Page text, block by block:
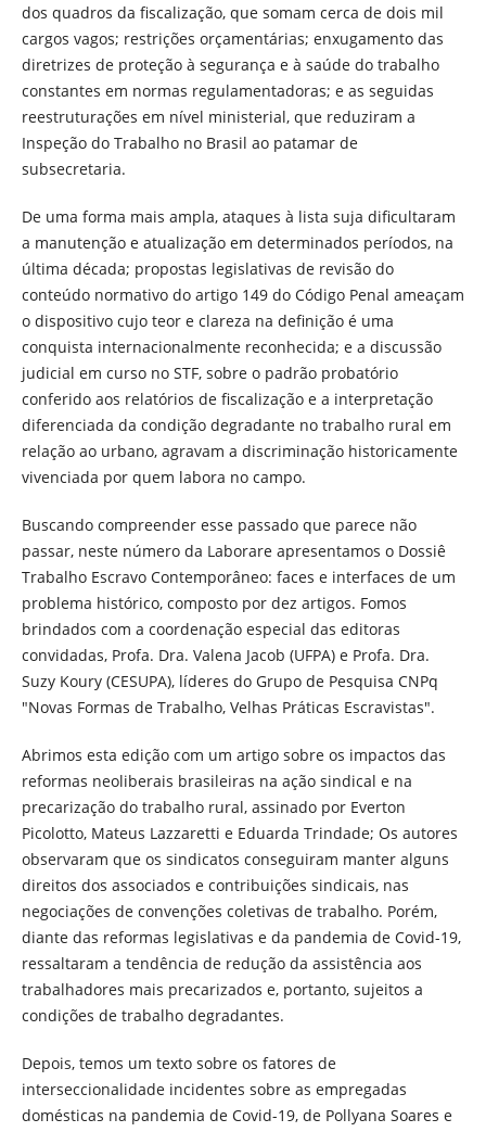
dos quadros da fiscalização, que somam cerca de dois mil
cargos vagos; restrições orçamentárias; enxugamento das
diretrizes de proteção à segurança e à saúde do trabalho
constantes em normas regulamentadoras; e as seguidas
reestruturações em nível ministerial, que reduziram a
Inspeção do Trabalho no Brasil ao patamar de
subsecretaria.
De uma forma mais ampla, ataques à lista suja dificultaram
a manutenção e atualização em determinados períodos, na
última década; propostas legislativas de revisão do
conteúdo normativo do artigo 149 do Código Penal ameaçam
o dispositivo cujo teor e clareza na definição é uma
conquista internacionalmente reconhecida; e a discussão
judicial em curso no STF, sobre o padrão probatório
conferido aos relatórios de fiscalização e a interpretação
diferenciada da condição degradante no trabalho rural em
relação ao urbano, agravam a discriminação historicamente
vivenciada por quem labora no campo.
Buscando compreender esse passado que parece não
passar, neste número da Laborare apresentamos o Dossiê
Trabalho Escravo Contemporâneo: faces e interfaces de um
problema histórico, composto por dez artigos. Fomos
brindados com a coordenação especial das editoras
convidadas, Profa. Dra. Valena Jacob (UFPA) e Profa. Dra.
Suzy Koury (CESUPA), líderes do Grupo de Pesquisa CNPq
"Novas Formas de Trabalho, Velhas Práticas Escravistas".
Abrimos esta edição com um artigo sobre os impactos das
reformas neoliberais brasileiras na ação sindical e na
precarização do trabalho rural, assinado por Everton
Picolotto, Mateus Lazzaretti e Eduarda Trindade; Os autores
observaram que os sindicatos conseguiram manter alguns
direitos dos associados e contribuições sindicais, nas
negociações de convenções coletivas de trabalho. Porém,
diante das reformas legislativas e da pandemia de Covid-19,
ressaltaram a tendência de redução da assistência aos
trabalhadores mais precarizados e, portanto, sujeitos a
condições de trabalho degradantes.
Depois, temos um texto sobre os fatores de
interseccionalidade incidentes sobre as empregadas
domésticas na pandemia de Covid-19, de Pollyana Soares e